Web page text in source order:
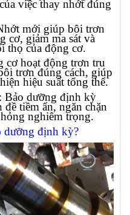
việc thay nhớt đúng
mới giúp bôi trơn
cơ, giảm ma sát và
thọ của động cơ.
cơ hoạt động trơn tru
trơn đúng cách, giúp
hiệu suất tổng thể.
Bảo dưỡng định kỳ
tiềm ẩn, ngăn chặn
nghiêm trọng.
dưỡng định kỳ?